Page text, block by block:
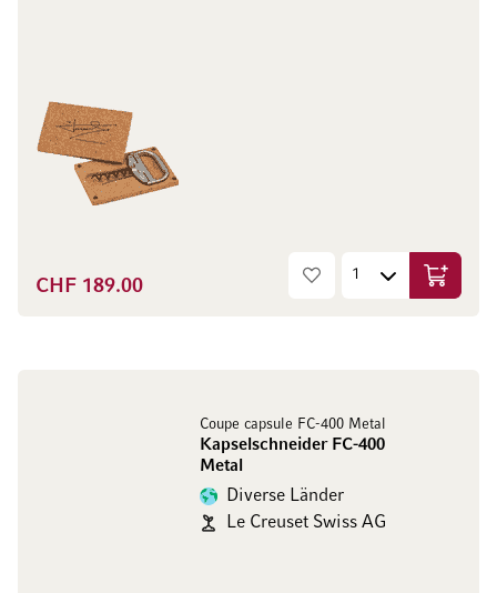
CHF 189.00 In den
Coupe capsule FC-400 Metal
Kapselschneider FC-400
Metal
Diverse Länder
Le Creuset Swiss AG